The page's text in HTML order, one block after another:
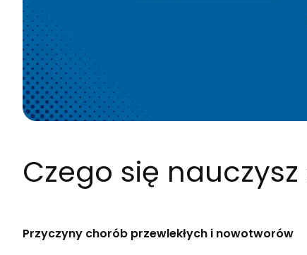
Czego się nauczysz
Przyczyny chorób przewlekłych i nowotworów